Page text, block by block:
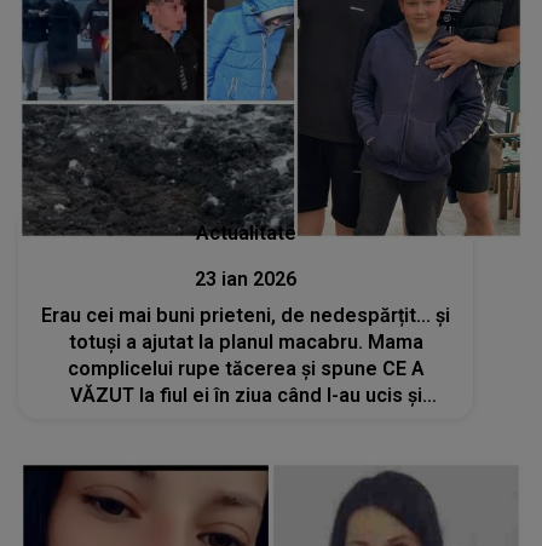
Actualitate
23 ian 2026
Erau cei mai buni prieteni, de nedespărțit... și
totuși a ajutat la planul macabru. Mama
complicelui rupe tăcerea și spune CE A
VĂZUT la fiul ei în ziua când l-au ucis și